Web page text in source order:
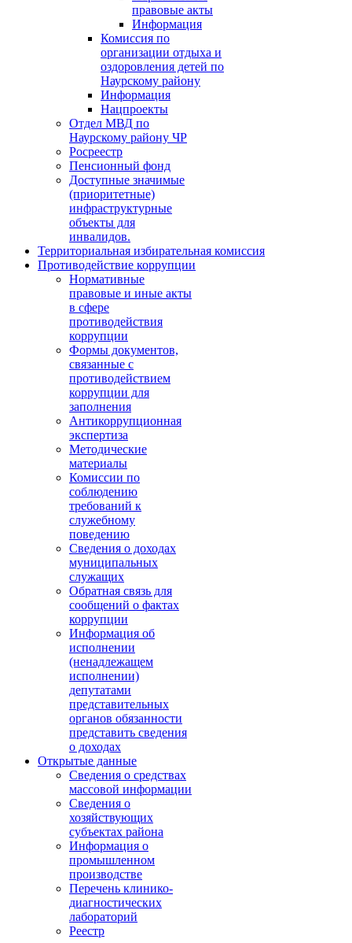
правовые акты
Информация
Комиссия по
организации отдыха и
оздоровления детей по
Наурскому району
Информация
Нацпроекты
Отдел МВД по
Наурскому району ЧР
Росреестр
Пенсионный фонд
Доступные значимые
(приоритетные)
инфраструктурные
объекты для
инвалидов.
Территориальная избирательная комиссия
Противодействие коррупции
Нормативные
правовые и иные акты
в сфере
противодействия
коррупции
Формы документов,
связанные с
противодействием
коррупции для
заполнения
Антикоррупционная
экспертиза
Методические
материалы
Комиссии по
соблюдению
требований к
служебному
поведению
Сведения о доходах
муниципальных
служащих
Обратная связь для
сообщений о фактах
коррупции
Информация об
исполнении
(ненадлежащем
исполнении)
депутатами
представительных
органов обязанности
представить сведения
о доходах
Открытые данные
Сведения о средствах
массовой информации
Сведения о
хозяйствующих
субъектах района
Информация о
промышленном
производстве
Перечень клинико-
диагностических
лабораторий
Реестр